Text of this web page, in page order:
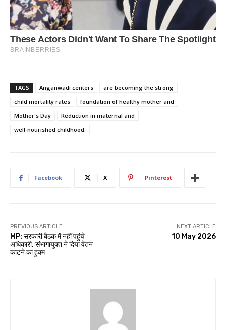
TAGS Anganwadi centers
are becoming the strong
child mortality rates
foundation of healthy mother and
Mother's Day
Reduction in maternal and
well-nourished childhood.
Facebook X Pinterest
PREVIOUS ARTICLE
MP: सरकारी बैठक में नहीं पहुंचे
अधिकारी, संभागायुक्त ने दिया वेतन
काटने का हुक्म
NEXT ARTICLE
10 May 2026